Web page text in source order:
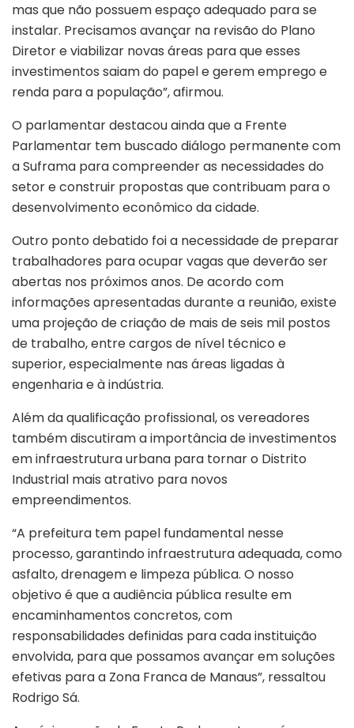
mas que não possuem espaço adequado para se
instalar. Precisamos avançar na revisão do Plano
Diretor e viabilizar novas áreas para que esses
investimentos saiam do papel e gerem emprego e
renda para a população”, afirmou.
O parlamentar destacou ainda que a Frente
Parlamentar tem buscado diálogo permanente com
a Suframa para compreender as necessidades do
setor e construir propostas que contribuam para o
desenvolvimento econômico da cidade.
Outro ponto debatido foi a necessidade de preparar
trabalhadores para ocupar vagas que deverão ser
abertas nos próximos anos. De acordo com
informações apresentadas durante a reunião, existe
uma projeção de criação de mais de seis mil postos
de trabalho, entre cargos de nível técnico e
superior, especialmente nas áreas ligadas à
engenharia e à indústria.
Além da qualificação profissional, os vereadores
também discutiram a importância de investimentos
em infraestrutura urbana para tornar o Distrito
Industrial mais atrativo para novos
empreendimentos.
“A prefeitura tem papel fundamental nesse
processo, garantindo infraestrutura adequada, como
asfalto, drenagem e limpeza pública. O nosso
objetivo é que a audiência pública resulte em
encaminhamentos concretos, com
responsabilidades definidas para cada instituição
envolvida, para que possamos avançar em soluções
efetivas para a Zona Franca de Manaus”, ressaltou
Rodrigo Sá.